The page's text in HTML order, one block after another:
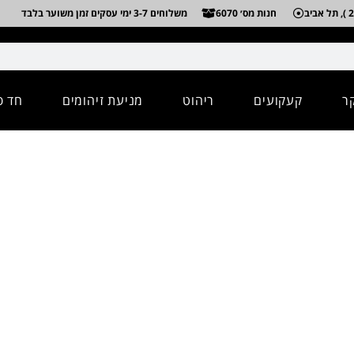
חנות מס׳ 6070 משלוחים 3-7 ימי עסקים זמן משוער בלבד
קעקועים ריהוט מניעת זיהומים חד